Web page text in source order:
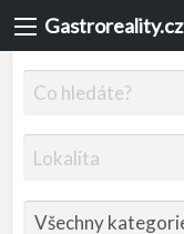
Gastroreality.cz